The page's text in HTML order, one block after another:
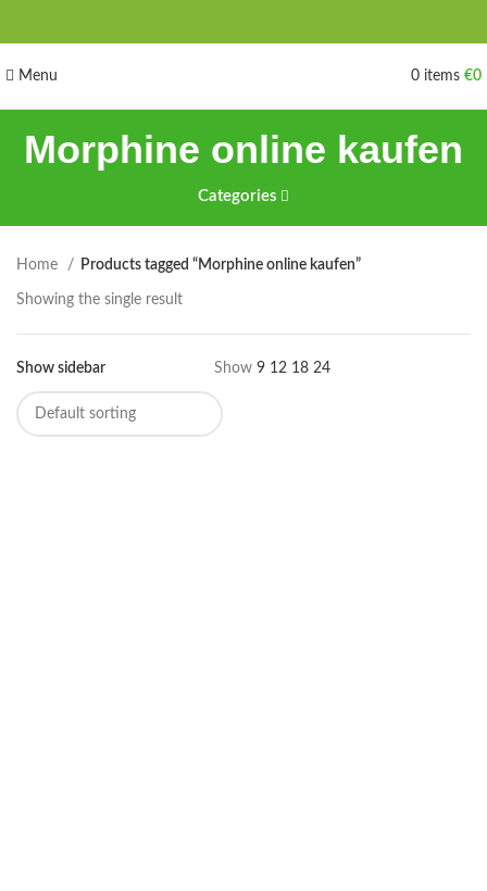
Menu 0 items €0
Morphine online kaufen
Categories
Home Products tagged “Morphine online kaufen”
Showing the single result
Show sidebar Show 9 12 18 24